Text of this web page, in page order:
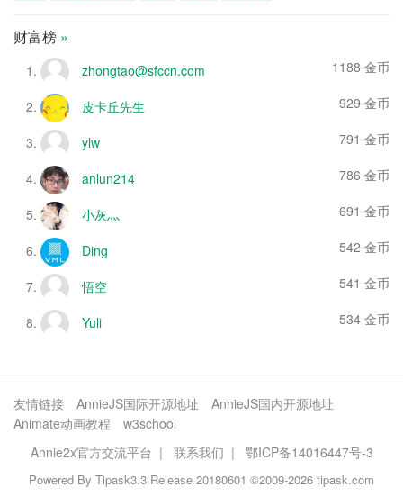
财富榜 »
zhongtao@sfccn.com 1188 金币
皮卡丘先生 929 金币
ylw 791 金币
anlun214 786 金币
小灰灬 691 金币
Ding 542 金币
悟空 541 金币
Yuli 534 金币
友情链接 AnnieJS国际开源地址
AnnieJS国内开源地址
Animate动画教程
w3school
Annie2x官方交流平台 | 联系我们 | 鄂ICP备14016447号-3
Powered By Tipask3.3 Release 20180601 ©2009-2026 tipask.com